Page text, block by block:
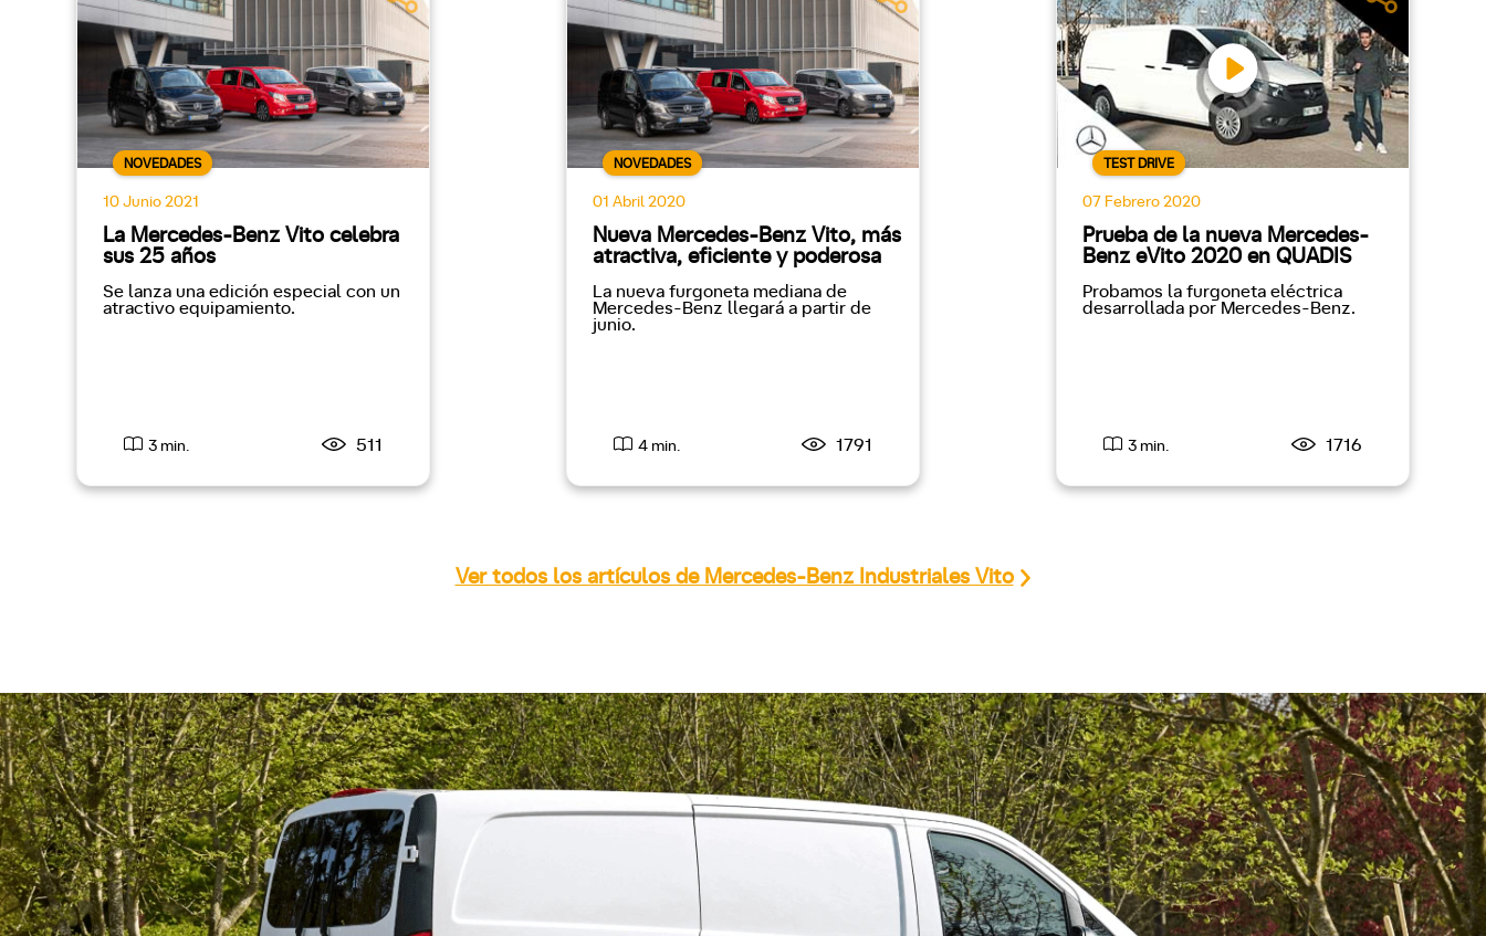
NOVEDADES
10 Junio 2021
La Mercedes-Benz Vito celebra
sus 25 años
Se lanza una edición especial con un
atractivo equipamiento.
3 min. 511
NOVEDADES
01 Abril 2020
Nueva Mercedes-Benz Vito, más
atractiva, eficiente y poderosa
La nueva furgoneta mediana de
Mercedes-Benz llegará a partir de
junio.
4 min. 1791
TEST DRIVE
07 Febrero 2020
Prueba de la nueva Mercedes-
Benz eVito 2020 en QUADIS
Probamos la furgoneta eléctrica
desarrollada por Mercedes-Benz.
3 min. 1716
Ver todos los artículos de Mercedes-Benz Industriales Vito